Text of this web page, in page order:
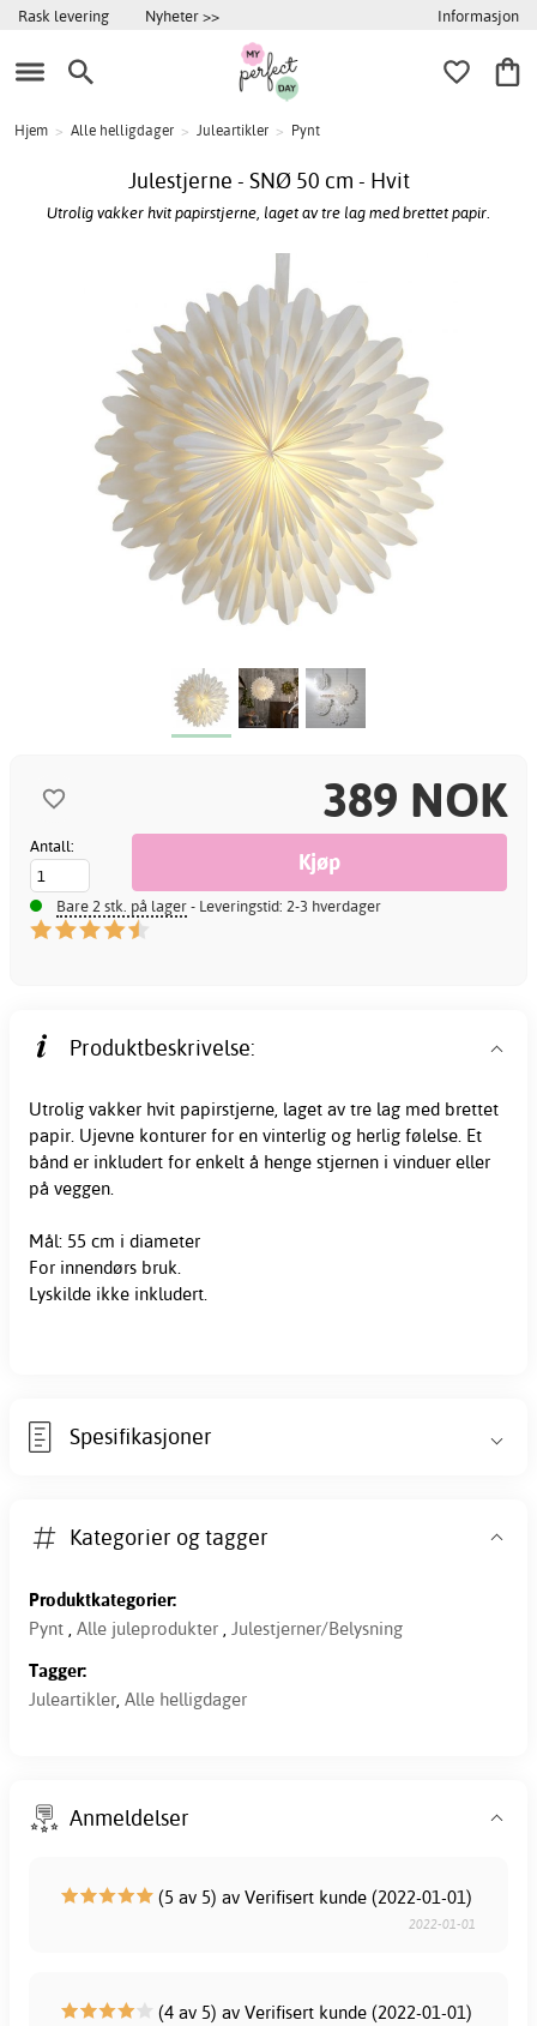
Rask levering Nyheter >> Informasjon
Hjem > Alle helligdager > Juleartikler > Pynt
Julestjerne - SNØ 50 cm - Hvit
Utrolig vakker hvit papirstjerne, laget av tre lag med brettet papir.
389 NOK
Antall:
Bare 2 stk. på lager- Leveringstid: 2-3 hverdager
Produktbeskrivelse:
Utrolig vakker hvit papirstjerne, laget av tre lag med brettet
papir. Ujevne konturer for en vinterlig og herlig følelse. Et
bånd er inkludert for enkelt å henge stjernen i vinduer eller
på veggen.
Mål: 55 cm i diameter
For innendørs bruk.
Lyskilde ikke inkludert.
Spesifikasjoner
Kategorier og tagger
Produktkategorier:
Pynt , Alle juleprodukter , Julestjerner/Belysning
Tagger:
Juleartikler, Alle helligdager
Anmeldelser
(5 av 5) av Verifisert kunde (2022-01-01)
2022-01-01
(4 av 5) av Verifisert kunde (2022-01-01)